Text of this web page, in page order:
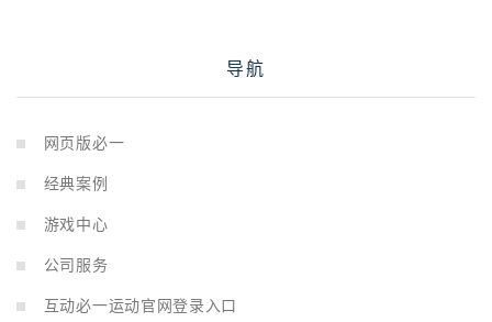
导航
网页版必一
经典案例
游戏中心
公司服务
互动必一运动官网登录入口